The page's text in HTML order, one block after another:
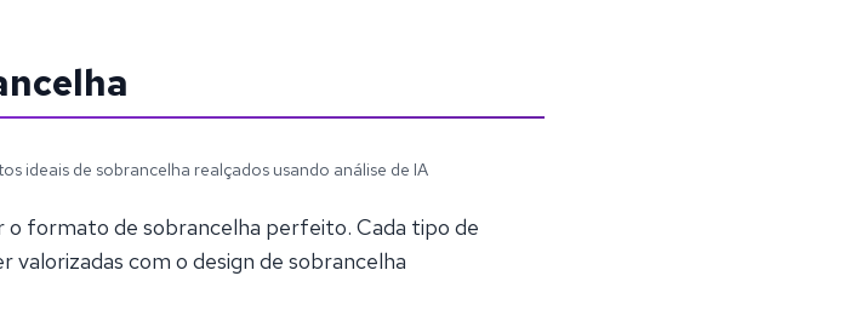
ideais de sobrancelha realçados usando análise de IA
o formato de sobrancelha perfeito. Cada tipo de
com o design de sobrancelha